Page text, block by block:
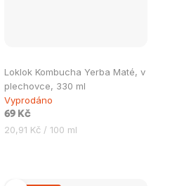
Loklok Kombucha Yerba Maté, v
plechovce, 330 ml
Vyprodáno
69 Kč
Měrná
20,91 Kč / 100 ml